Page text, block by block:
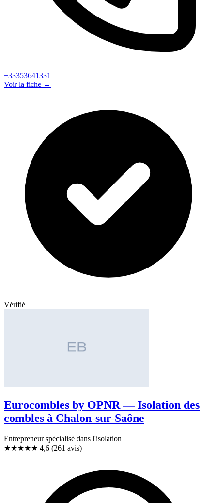
+33353641331
Voir la fiche →
Vérifié
Eurocombles by OPNR — Isolation des
combles à Chalon-sur-Saône
Entrepreneur spécialisé dans l'isolation
★★★★★ 4,6 (261 avis)